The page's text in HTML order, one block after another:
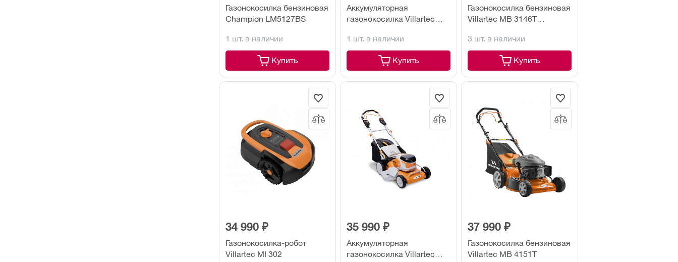
Газонокосилка бензиновая
Champion LM5127BS
1 шт. в наличии
Купить
Аккумуляторная
газонокосилка Villartec
1 шт. в наличии
Купить
Газонокосилка бензиновая
Villartec MB 3146T
3 шт. в наличии
Купить
34 990 ₽
Газонокосилка-робот
Villartec MI 302
35 990 ₽
Аккумуляторная
газонокосилка Villartec
37 990 ₽
Газонокосилка бензиновая
Villartec MB 4151T